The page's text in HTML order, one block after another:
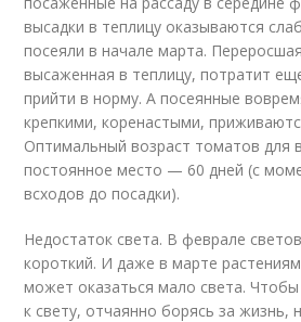
высадки в теплицу оказываются
посеяли в начале марта.
высаженная в теплицу, потратит
прийти в норму. А посеянные
крепкими, коренастыми,
Оптимальный возраст томатов для
постоянное место — 60 дней (с
всходов до посадки).
Недостаток света. В феврале
короткий. И даже в марте
может оказаться мало света. Чтобы
к свету, отчаянно борясь за жизнь,